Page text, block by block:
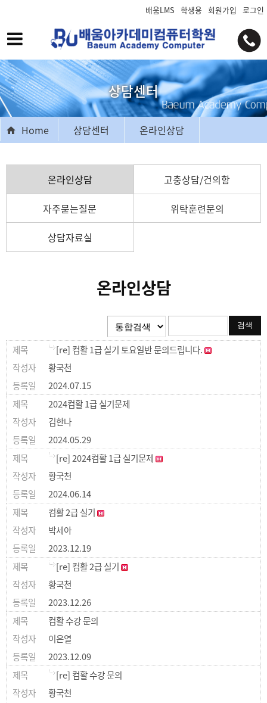
배움LMS 학생용 회원가입 로그인
상담센터
Home 상담센터 온라인상담
온라인상담 고충상담/건의함
자주묻는질문 위탁훈련문의
상담자료실
온라인상담
[re] 컴활 1급 실기 토요일반 문의드립니다.
황국천
2024.07.15
2024컴활 1급 실기문제
김한나
2024.05.29
[re] 2024컴활 1급 실기문제
황국천
2024.06.14
컴활 2급 실기
박세아
2023.12.19
[re] 컴활 2급 실기
황국천
2023.12.26
컴활 수강 문의
이은열
2023.12.09
[re] 컴활 수강 문의
황국천